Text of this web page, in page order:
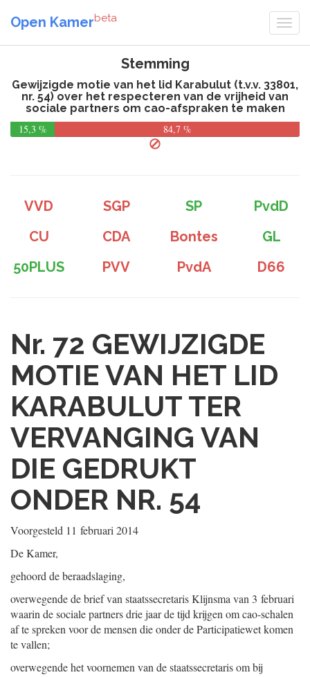
Open Kamerbeta
Stemming
Gewijzigde motie van het lid Karabulut (t.v.v. 33801,
nr. 54) over het respecteren van de vrijheid van
sociale partners om cao-afspraken te maken
15,3 %
84,7 %
VVD SGP SP
PvdD
CU
CDA Bontes
GL
50PLUS
PVV PvdA D66
Nr. 72 GEWIJZIGDE
MOTIE VAN HET LID
KARABULUT TER
VERVANGING VAN
DIE GEDRUKT
ONDER NR. 54
Voorgesteld 11 februari 2014
De Kamer,
gehoord de beraadslaging,
overwegende de brief van staatssecretaris Klijnsma van 3 februari
waarin de sociale partners drie jaar de tijd krijgen om cao-schalen
af te spreken voor de mensen die onder de Participatiewet komen
te vallen;
overwegende het voornemen van de staatssecretaris om bij